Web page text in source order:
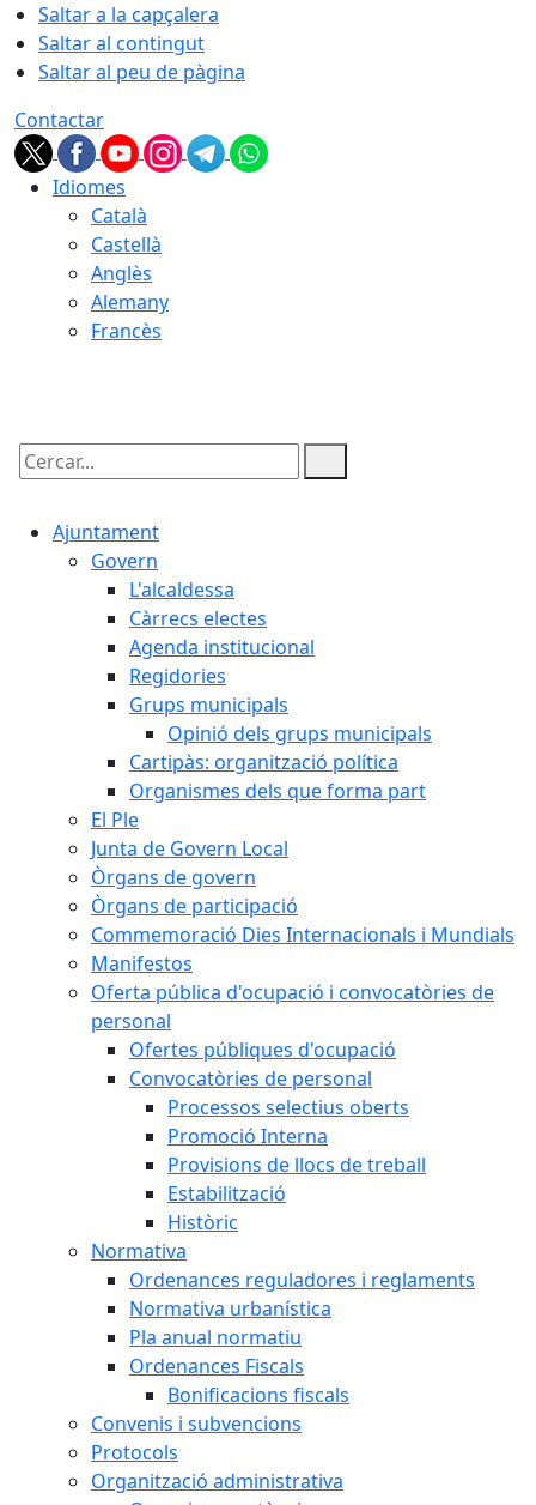
Saltar a la capçalera
Saltar al contingut
Saltar al peu de pàgina
Contactar
Idiomes
Català
Castellà
Anglès
Alemany
Francès
Cercar:
Ajuntament
Govern
L'alcaldessa
Càrrecs electes
Agenda institucional
Regidories
Grups municipals
Opinió dels grups municipals
Cartipàs: organització política
Organismes dels que forma part
El Ple
Junta de Govern Local
Òrgans de govern
Òrgans de participació
Commemoració Dies Internacionals i Mundials
Manifestos
Oferta pública d'ocupació i convocatòries de
personal
Ofertes públiques d'ocupació
Convocatòries de personal
Processos selectius oberts
Promoció Interna
Provisions de llocs de treball
Estabilització
Històric
Normativa
Ordenances reguladores i reglaments
Normativa urbanística
Pla anual normatiu
Ordenances Fiscals
Bonificacions fiscals
Convenis i subvencions
Protocols
Organització administrativa